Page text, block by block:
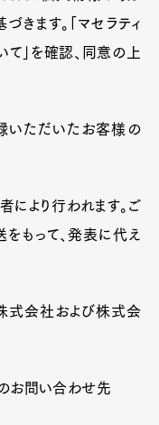
GourmetCars
きます。「マセラティ
て」を確認、同意の上
いただいたお客様の
より行われます。ご
もって、発表に代え
式会社および株式会
お問い合わせ先